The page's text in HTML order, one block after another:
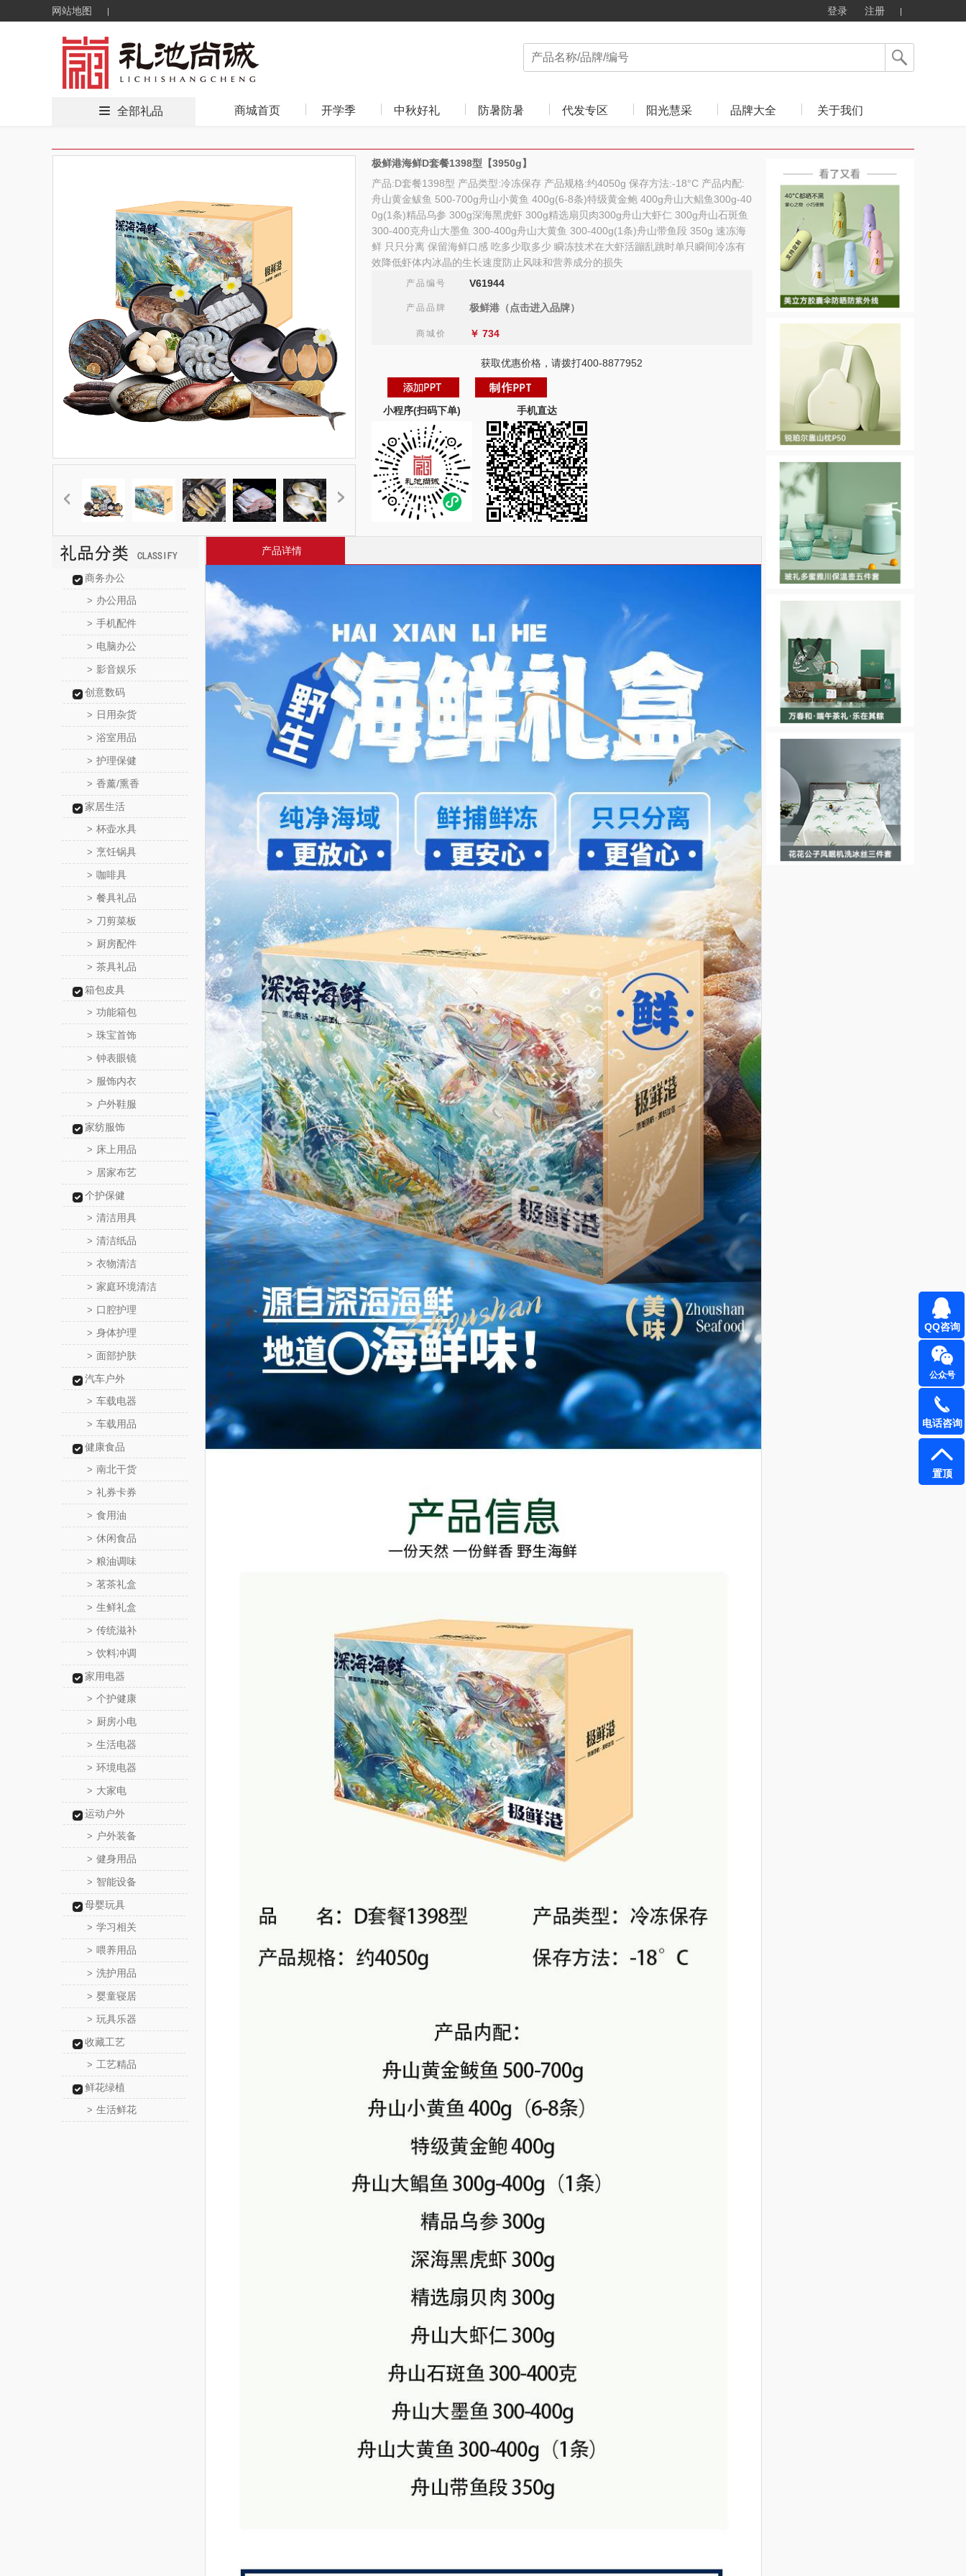
网站地图 登录 注册
全部礼品 商城首页 开学季 中秋好礼 防暑防暑 代发专区 阳光慧采 品牌大全 关于我们
极鲜港海鲜D套餐1398型【3950g】
产品:D套餐1398型 产品类型:冷冻保存 产品规格:约4050g 保存方法:-18°C 产品内配:
舟山黄金鲅鱼 500-700g舟山小黄鱼 400g(6-8条)特级黄金鲍 400g舟山大鲳鱼300g-40
0g(1条)精品乌参 300g深海黑虎虾 300g精选扇贝肉300g舟山大虾仁 300g舟山石斑鱼
300-400克舟山大墨鱼 300-400g舟山大黄鱼 300-400g(1条)舟山带鱼段 350g 速冻海
鲜 只只分离 保留海鲜口感 吃多少取多少 瞬冻技术在大虾活蹦乱跳时单只瞬间冷冻有
效降低虾体内冰晶的生长速度防止风味和营养成分的损失
产品编号 V61944
产品品牌 极鲜港（点击进入品牌）
商城价 ￥ 734
获取优惠价格，请拨打400-8877952
小程序(扫码下单) 手机直达
商务办公
> 办公用品
> 手机配件
> 电脑办公
> 影音娱乐
创意数码
> 日用杂货
> 浴室用品
> 护理保健
> 香薰/熏香
家居生活
> 杯壶水具
> 烹饪锅具
> 咖啡具
> 餐具礼品
> 刀剪菜板
> 厨房配件
> 茶具礼品
箱包皮具
> 功能箱包
> 珠宝首饰
> 钟表眼镜
> 服饰内衣
> 户外鞋服
家纺服饰
> 床上用品
> 居家布艺
个护保健
> 清洁用具
> 清洁纸品
> 衣物清洁
> 家庭环境清洁
> 口腔护理
> 身体护理
> 面部护肤
汽车户外
> 车载电器
> 车载用品
健康食品
> 南北干货
> 礼券卡券
> 食用油
> 休闲食品
> 粮油调味
> 茗茶礼盒
> 生鲜礼盒
> 传统滋补
> 饮料冲调
家用电器
> 个护健康
> 厨房小电
> 生活电器
> 环境电器
> 大家电
运动户外
> 户外装备
> 健身用品
> 智能设备
母婴玩具
> 学习相关
> 喂养用品
> 洗护用品
> 婴童寝居
> 玩具乐器
收藏工艺
> 工艺精品
鲜花绿植
> 生活鲜花
产品详情
QQ咨询
公众号
电话咨询
置顶